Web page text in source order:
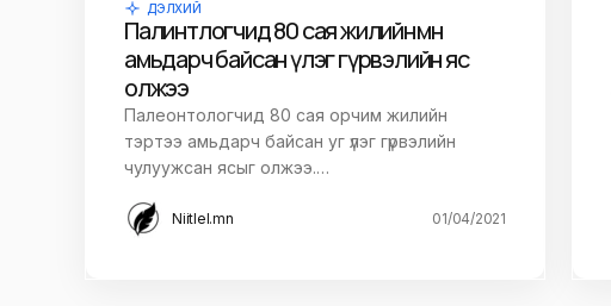
ДЭЛХИЙ
Палинтлогчид 80 сая жилийн өмнө
амьдарч байсан үлэг гүрвэлийн яс
олжээ
Палеонтологчид 80 сая орчим жилийн
тэртээ амьдарч байсан уг үлэг гүрвэлийн
чулуужсан ясыг олжээ.…
Niitlel.mn 01/04/2021